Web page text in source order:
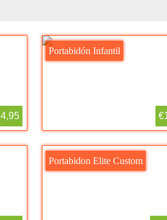
Portabidón Infantil
Portabidon Elite Custom